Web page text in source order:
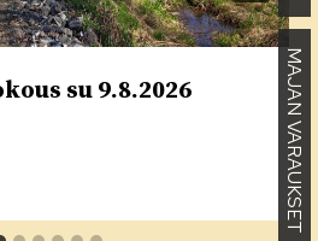
MAJAN VARAUKSET
su 9.8.2026